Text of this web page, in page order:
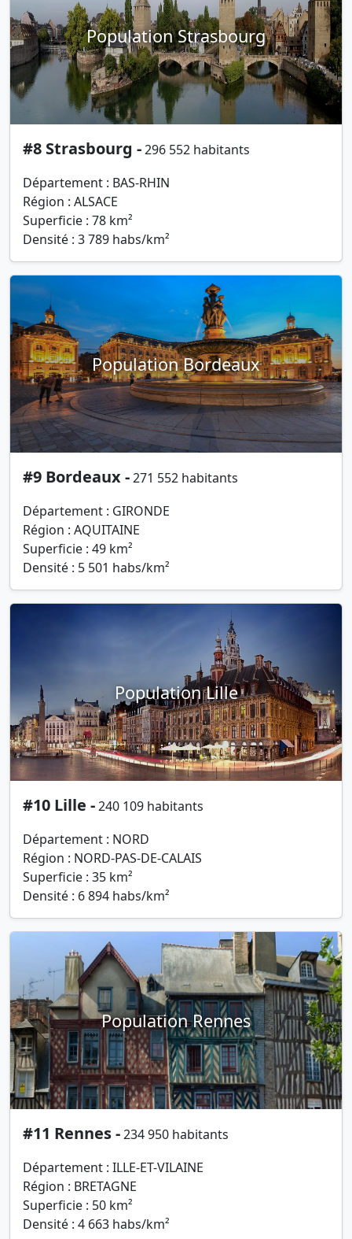
Population Strasbourg
#8 Strasbourg -296 552 habitants
Département : BAS-RHIN
Région : ALSACE
Superficie : 78 km²
Densité : 3 789 habs/km²
Population Bordeaux
#9 Bordeaux -271 552 habitants
Département : GIRONDE
Région : AQUITAINE
Superficie : 49 km²
Densité : 5 501 habs/km²
Population Lille
#10 Lille -240 109 habitants
Département : NORD
Région : NORD-PAS-DE-CALAIS
Superficie : 35 km²
Densité : 6 894 habs/km²
Population Rennes
#11 Rennes -234 950 habitants
Département : ILLE-ET-VILAINE
Région : BRETAGNE
Superficie : 50 km²
Densité : 4 663 habs/km²